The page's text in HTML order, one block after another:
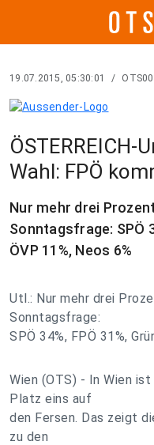
19.07.2015, 05:30:01 /
ÖSTERREICH-
Wahl: FPÖ
Nur mehr drei
Sonntagsfrage: SPÖ
ÖVP 11%, Neos 6%
Utl.: Nur mehr drei
Sonntagsfrage:
SPÖ 34%, FPÖ 31%,
Wien (OTS) - In Wien ist
Platz eins auf
den Fersen. Das zeigt
zu den